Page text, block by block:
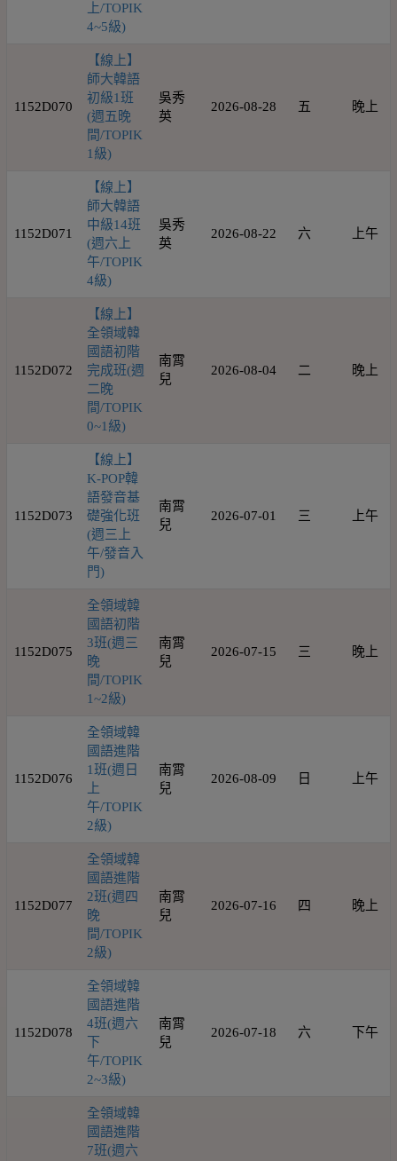
上/TOPIK
4~5級)
1152D070
【線上】
師大韓語
初級1班
(週五晚
間/TOPIK
1級)
吳秀
英
2026-08-28 五 晚上
1152D071
【線上】
師大韓語
中級14班
(週六上
午/TOPIK
4級)
吳秀
英
2026-08-22 六 上午
1152D072
【線上】
全領域韓
國語初階
完成班(週
二晚
間/TOPIK
0~1級)
南霄
兒
2026-08-04 二 晚上
1152D073
【線上】
K-POP韓
語發音基
礎強化班
(週三上
午/發音入
門)
南霄
兒
2026-07-01 三 上午
1152D075
全領域韓
國語初階
3班(週三
晚
間/TOPIK
1~2級)
南霄
兒
2026-07-15 三 晚上
1152D076
全領域韓
國語進階
1班(週日
上
午/TOPIK
2級)
南霄
兒
2026-08-09 日 上午
1152D077
全領域韓
國語進階
2班(週四
晚
間/TOPIK
2級)
南霄
兒
2026-07-16 四 晚上
1152D078
全領域韓
國語進階
4班(週六
下
午/TOPIK
2~3級)
南霄
兒
2026-07-18 六 下午
全領域韓
國語進階
7班(週六